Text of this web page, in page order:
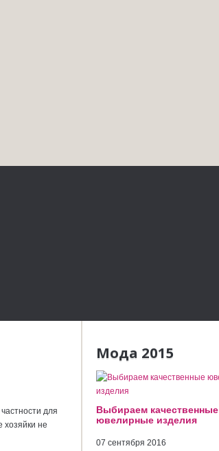
для
хозяйки не
Мода 2015
Выбираем качественные
ювелирные изделия
07 сентября 2016